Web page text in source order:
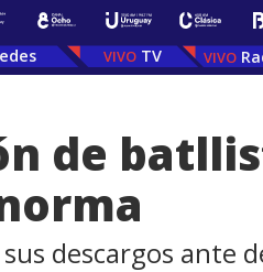
TV
de
descargos ante